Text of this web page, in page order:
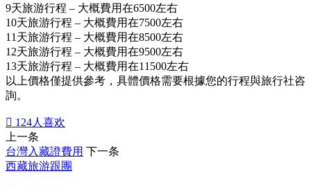
9天旅游行程 – 大概費用在6500左右
10天旅游行程 – 大概費用在7500左右
11天旅游行程 – 大概費用在8500左右
12天旅游行程 – 大概費用在9500左右
13天旅游行程 – 大概費用在11500左右
以上價格僅提供參考，具體價格需要根據您的行程與旅行社咨
詢。
 124人喜欢
上一条
台灣入藏證費用 下一条
西藏旅游跟團